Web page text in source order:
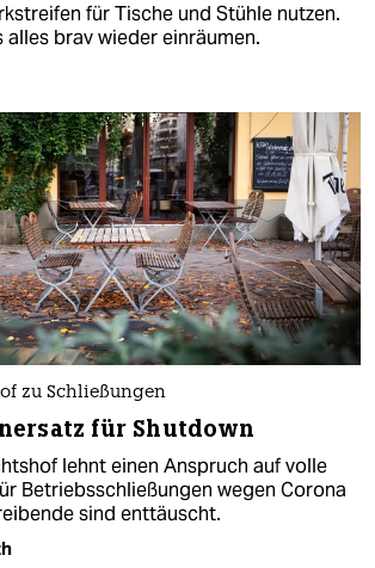
für Tische und Stühle nutzen.
alles brav wieder einräumen.
zu Schließungen
für Shutdown
lehnt einen Anspruch auf volle
Betriebsschließungen wegen Corona
sind enttäuscht.